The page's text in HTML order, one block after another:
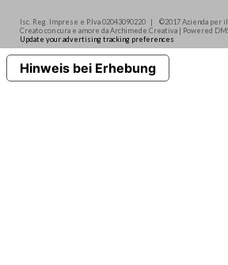
Isc. Reg. Imprese e P.Iva 02043090220 | ©2017 Azienda per il
Creato con cura e amore da Archimede.Creativa | Powered
Update your advertising tracking preferences
Hinweis bei Erhebung